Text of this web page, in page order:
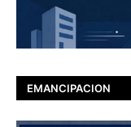
EMANCIPACION